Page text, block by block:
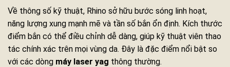
Về thông số kỹ thuật, Rhino sở hữu bước sóng linh hoạt,
năng lượng xung mạnh mẽ và tần số bắn ổn định. Kích thước
điểm bắn có thể điều chỉnh dễ dàng, giúp kỹ thuật viên thao
tác chính xác trên mọi vùng da. Đây là đặc điểm nổi bật so
với các dòng máy laser yag thông thường.